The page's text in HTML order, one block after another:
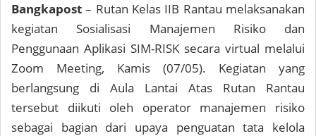
Bangkapost– Rutan Kelas IIB Rantau melaksanakan
kegiatan Sosialisasi Manajemen Risiko dan
Penggunaan Aplikasi SIM-RISK secara virtual melalui
Zoom Meeting, Kamis (07/05). Kegiatan yang
berlangsung di Aula Lantai Atas Rutan Rantau
tersebut diikuti oleh operator manajemen risiko
sebagai bagian dari upaya penguatan tata kelola